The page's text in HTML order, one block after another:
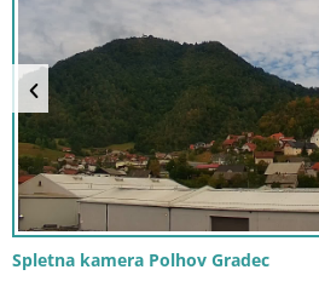
Spletna kamera Polhov Gradec